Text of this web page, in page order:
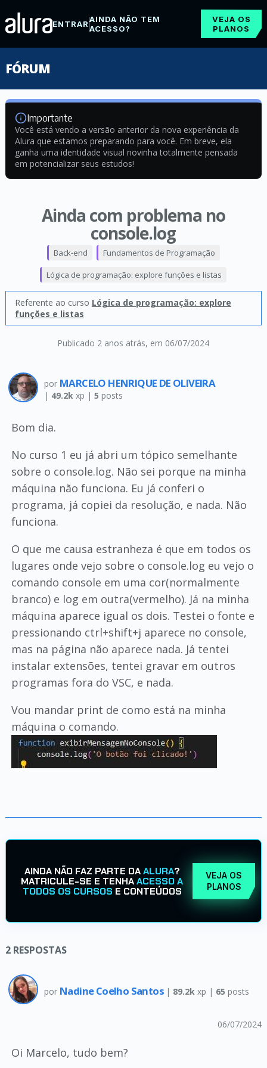
ENTRARAINDA NÃO TEM
ACESSO?
VEJA OS
PLANOS
FÓRUM
Importante
Você está vendo a versão anterior da nova experiência da
Alura que estamos preparando para você. Em breve, ela
ganha uma identidade visual novinha totalmente pensada
em potencializar seus estudos!
Ainda com problema no
console.log
Publicado 2 anos atrás, em 06/07/2024
Back-end Fundamentos de Programação
Lógica de programação: explore funções e listas
Referente ao curso Lógica de programação: explore
funções e listas
por MARCELO HENRIQUE DE OLIVEIRA
| 49.2kxp | 5 posts
Bom dia.
No curso 1 eu já abri um tópico semelhante
sobre o console.log. Não sei porque na minha
máquina não funciona. Eu já conferi o
programa, já copiei da resolução, e nada. Não
funciona.
O que me causa estranheza é que em todos os
lugares onde vejo sobre o console.log eu vejo o
comando console em uma cor(normalmente
branco) e log em outra(vermelho). Já na minha
máquina aparece igual os dois. Testei o fonte e
pressionando ctrl+shift+j aparece no console,
mas na página não aparece nada. Já tentei
instalar extensões, tentei gravar em outros
programas fora do VSC, e nada.
Vou mandar print de como está na minha
máquina o comando.
AINDA NÃO FAZ PARTE DAALURA?
MATRICULE-SE E TENHAACESSO A
TODOS OS CURSOS E CONTEÚDOS
VEJA OS
PLANOS
2 RESPOSTAS
por Nadine Coelho Santos | 89.2k xp | 65 posts
06/07/2024
Oi Marcelo, tudo bem?